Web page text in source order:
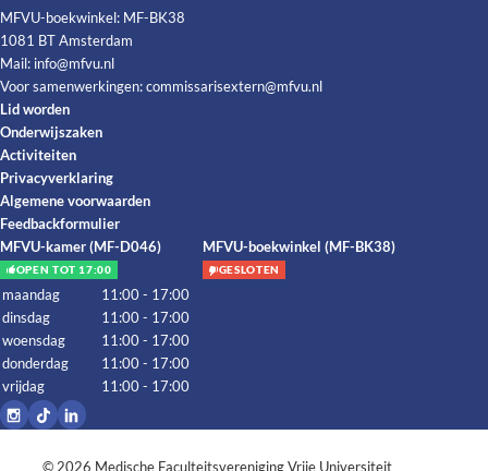
MFVU-boekwinkel: MF-BK38
1081 BT Amsterdam
Mail: info@mfvu.nl
Voor samenwerkingen:commissarisextern@mfvu.nl
Lid worden
Onderwijszaken
Activiteiten
Privacyverklaring
Algemene voorwaarden
Feedbackformulier
MFVU-kamer (MF-D046)
OPEN TOT 17:00
maandag
11:00 - 17:00
dinsdag
11:00 - 17:00
woensdag
11:00 - 17:00
donderdag
11:00 - 17:00
vrijdag
11:00 - 17:00
MFVU-boekwinkel (MF-BK38)
GESLOTEN
© 2026 Medische Faculteitsvereniging Vrije Universiteit